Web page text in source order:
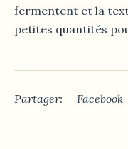
fermentent et la
petites quantités
Partager: Facebook